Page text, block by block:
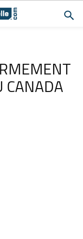
CANADA